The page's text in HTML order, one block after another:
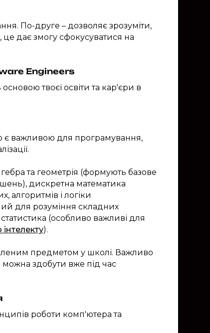
По-друге – дозволяє зрозуміти,
це дає змогу сфокусуватися на
Engineers
твоєї освіти та кар'єри в
є важливою для програмування,
та геометрія (формують базове
дискретна математика
алгоритмів і логіки
для розуміння складних
статистика (особливо важливі для
).
предметом у школі. Важливо
можна здобути вже під час
роботи комп'ютера та